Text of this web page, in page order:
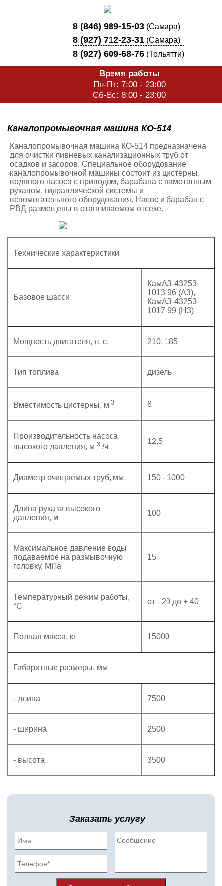
8 (846) 989-15-03(Самара)
8 (927) 712-23-31(Самара)
8 (927) 609-68-76(Тольятти)
Время работы
Пн-Пт: 7:00 - 23:00
Сб-Вс: 8:00 - 23:00
Каналопромывочная машина КО-514
Каналопромывочная машина КО-514 предназначена
для очистки ливневых канализационных труб от
осадков и засоров. Специальное оборудование
каналопромывочной машины состоит из цистерны,
водяного насоса с приводом, барабана с намотанным
рукавом, гидравлической системы и
вспомогательного оборудования. Насос и барабан с
РВД размещены в отапливаемом отсеке.
Технические характеристики
Базовое шасси
КамАЗ-43253-
1013-96 (А3),
КамАЗ-43253-
1017-99 (H3)
Мощность двигателя, л. с. 210, 185
Тип топлива дизель
Вместимость цистерны, м 3 8
Производительность насоса
высокого давления, м 3 /ч
12,5
Диаметр очищаемых труб, мм 150 - 1000
Длина рукава высокого
давления, м
100
Максимальное давление воды
подаваемое на размывочную
головку, МПа
15
Температурный режим работы,
°С
от - 20 до + 40
Полная масса, кг 15000
Габаритные размеры, мм
- длина 7500
- ширина 2500
- высота 3500
Заказать услугу